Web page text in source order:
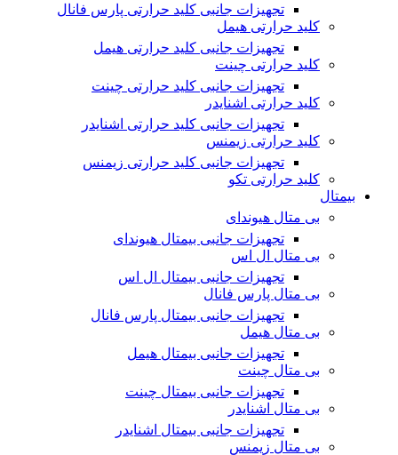
تجهیزات جانبی کلید حرارتی پارس فانال
کلید حرارتی هیمل
تجهیزات جانبی کلید حرارتی هیمل
کلید حرارتی چینت
تجهیزات جانبی کلید حرارتی چینت
کلید حرارتی اشنایدر
تجهیزات جانبی کلید حرارتی اشنایدر
کلید حرارتی زیمنس
تجهیزات جانبی کلید حرارتی زیمنس
کلید حرارتی تکو
بیمتال
بی متال هیوندای
تجهیزات جانبی بیمتال هیوندای
بی متال ال اس
تجهیزات جانبی بیمتال ال اس
بی متال پارس فانال
تجهیزات جانبی بیمتال پارس فانال
بی متال هیمل
تجهیزات جانبی بیمتال هیمل
بی متال چینت
تجهیزات جانبی بیمتال چینت
بی متال اشنایدر
تجهیزات جانبی بیمتال اشنایدر
بی متال زیمنس